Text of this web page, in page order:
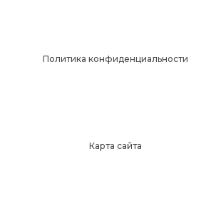
Политика конфиденциальности
Карта сайта